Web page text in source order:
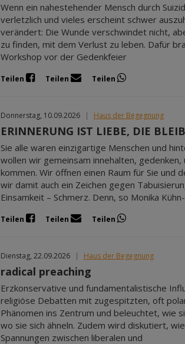
Wenn ein nahestehender Mensch durch
verletzlich und vieles erscheint schwer
verändert: Die Wunde verschwindet nicht,
zu finden, mit dem Verlust zu leben. Dafür
Workshop vor der Gedenkfeier
Teilen Teilen Teilen
Donnerstag, 10.09.2026 | Haus der Begegnung
ERINNERUNG IST LIEBE, DIE
Sie alle waren einzigartige Menschen und
wollen wir gemeinsam innehalten,
kommen. Wir öffnen einen Raum für Sie und
wir damit auch ein Zeichen gegen
Einsamkeit – Schmerz. Denn, so Monika Kühn-
Teilen Teilen Teilen
Dienstag, 22.09.2026 | Haus der Begegnung
radical preaching
Erzkonservative und fundamentalistische
religiöse Debatten mit zugespitzten, oft
Phänomen ins Zentrum und beleuchtet, wie
wo sie sich ähneln. Zudem wird diskutiert,
Spannungen zwischen liberalen und